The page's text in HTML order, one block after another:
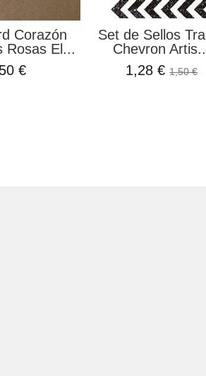
Corazón
Rosas El...
€
Set de Sellos
Chevron
1,28 €1,50 €